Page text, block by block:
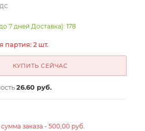
7 дней Доставка): 178
партия: 2 шт.
КУПИТЬ СЕЙЧАС
26.60 руб.
заказа - 500,00 руб.